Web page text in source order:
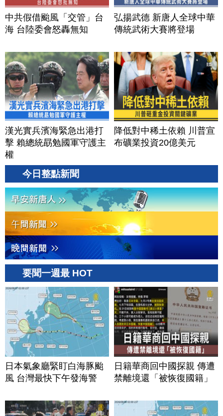
中共假借颱風「交管」台
海 台陸委會怒轟無知
弘揚武德 新唐人全球中華
傳統武術大賽將登場
漢光實兵濱海緊急出港打
擊 賴總統勗勉國軍守護主
權
降低對中稀土依賴 川普宣
布礦業投資20億美元
今日整點新聞
要聞一週最 HOT
日本氣象廳緊盯白海豚颱
風 台灣最快下午發海警
日籍華商回中國探親 傳遭
禁離境還「被恢復國籍」